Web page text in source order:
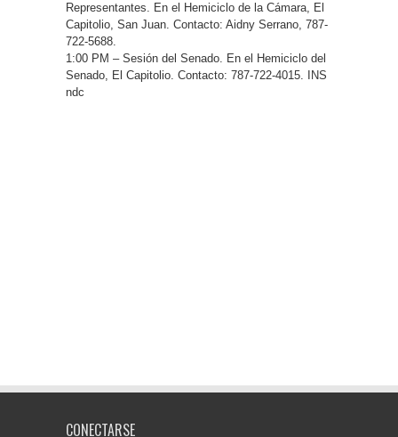
Representantes. En el Hemiciclo de la Cámara, El
Capitolio, San Juan. Contacto: Aidny Serrano, 787-
722-5688.
1:00 PM – Sesión del Senado. En el Hemiciclo del
Senado, El Capitolio. Contacto: 787-722-4015. INS
ndc
CONECTARSE